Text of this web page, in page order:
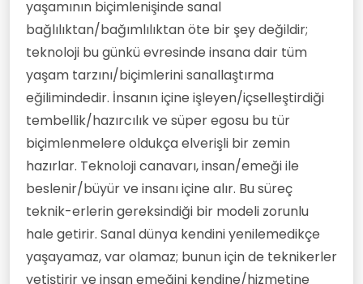
yaşamının biçimlenişinde sanal
bağlılıktan/bağımlılıktan öte bir şey değildir;
teknoloji bu günkü evresinde insana dair tüm
yaşam tarzını/biçimlerini sanallaştırma
eğilimindedir. İnsanın içine işleyen/içselleştirdiği
tembellik/hazırcılık ve süper egosu bu tür
biçimlenmelere oldukça elverişli bir zemin
hazırlar. Teknoloji canavarı, insan/emeği ile
beslenir/büyür ve insanı içine alır. Bu süreç
teknik-erlerin gereksindiği bir modeli zorunlu
hale getirir. Sanal dünya kendini yenilemedikçe
yaşayamaz, var olamaz; bunun için de teknikerler
yetiştirir ve insan emeğini kendine/hizmetine